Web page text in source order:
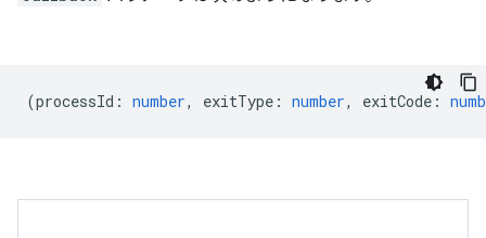
(processId : number, exitType : number, exitCode :